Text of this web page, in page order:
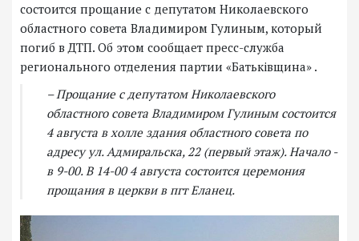
состоится прощание с депутатом Николаевского
областного совета Владимиром Гулиным, который
погиб в ДТП. Об этом сообщает пресс-служба
регионального отделения партии «Батьківщина» .
– Прощание с депутатом Николаевского
областного совета Владимиром Гулиным состоится
4 августа в холле здания областного совета по
адресу ул. Адмиральска, 22 (первый этаж). Начало -
в 9-00. В 14-00 4 августа состоится церемония
прощания в церкви в пгт Еланец.